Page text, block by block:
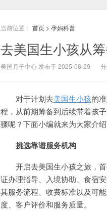
当前位置： 首页 > 孕妈科普
去美国生小孩从
美国月子中心 发布于 2025-08-29 分
对于计划去美国生小孩的
程，从前期筹备到后续带着孩
骤呢？下面小编就来为大家介
挑选靠谱服务机构
开启去美国生小孩之旅，首
证办理指导、入境协助、食宿
其服务流程、收费标准以及可
度、客户评价和服务质量。